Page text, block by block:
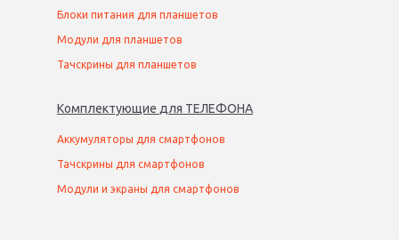
Блоки питания для планшетов
Модули для планшетов
Тачскрины для планшетов
Комплектующие для ТЕЛЕФОНА
Аккумуляторы для смартфонов
Тачскрины для смартфонов
Модули и экраны для смартфонов